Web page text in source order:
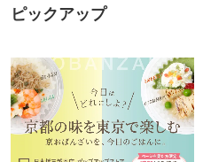
ピックアップ